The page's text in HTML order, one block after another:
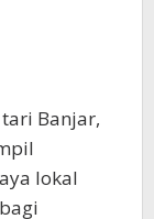
Banjar,
lokal